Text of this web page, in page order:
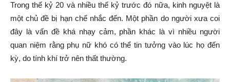
Trong thế kỷ 20 và nhiều thế kỷ trước đó nữa, kinh nguyệt là
một chủ đề bị hạn chế nhắc đến. Một phần do người xưa coi
đây là vấn đề khá nhạy cảm, phần khác là vì nhiều người
quan niệm rằng phụ nữ khó có thể tin tưởng vào lúc họ đến
kỳ, do tính khí trở nên thất thường.